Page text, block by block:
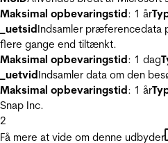
Maksimal opbevaringstid: 1 år
_uetsidIndsamler præferencedata
flere gange end tiltænkt.
Maksimal opbevaringstid: 1 dag
_uetvidIndsamler data om den
Maksimal opbevaringstid: 1 år
Snap Inc.
2
Få mere at vide om denne udbyder